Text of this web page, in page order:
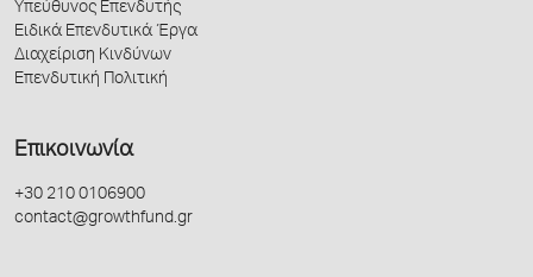
Υπεύθυνος Επενδυτής
Ειδικά Επενδυτικά Έργα
Διαχείριση Κινδύνων
Επενδυτική Πολιτική
Επικοινωνία
+30 210 0106900
contact@growthfund.gr